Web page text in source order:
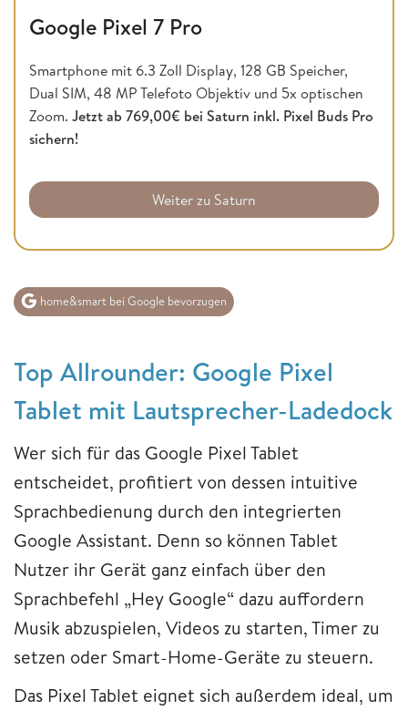
Google Pixel 7 Pro
Smartphone mit 6.3 Zoll Display, 128 GB Speicher,
Dual SIM, 48 MP Telefoto Objektiv und 5x optischen
Zoom. Jetzt ab 769,00€ bei Saturn inkl. Pixel Buds Pro
sichern!
Weiter zu Saturn
home&smart bei Google bevorzugen
Top Allrounder: Google Pixel
Tablet mit Lautsprecher-Ladedock
Wer sich für das Google Pixel Tablet
entscheidet, profitiert von dessen intuitive
Sprachbedienung durch den integrierten
Google Assistant. Denn so können Tablet
Nutzer ihr Gerät ganz einfach über den
Sprachbefehl „Hey Google“ dazu auffordern
Musik abzuspielen, Videos zu starten, Timer zu
setzen oder Smart-Home-Geräte zu steuern.
Das Pixel Tablet eignet sich außerdem ideal, um